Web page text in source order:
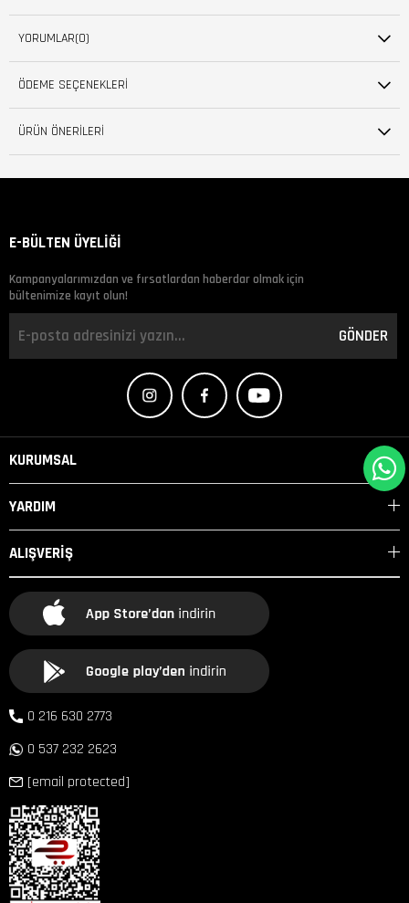
YORUMLAR(0)
ÖDEME SEÇENEKLERI
ÜRÜN ÖNERILERI
E-BÜLTEN ÜYELİĞİ
Kampanyalarımızdan ve fırsatlardan haberdar olmak için
bültenimize kayıt olun!
GÖNDER
KURUMSAL
YARDIM
ALIŞVERİŞ
0 216 630 2773
0 537 232 2623
[email protected]